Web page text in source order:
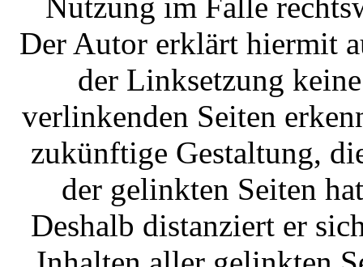
Der Autor erklärt hiermit
der Linksetzung
verlinkenden Seiten
zukünftige Gestaltung,
der gelinkten Seiten
Deshalb distanziert er